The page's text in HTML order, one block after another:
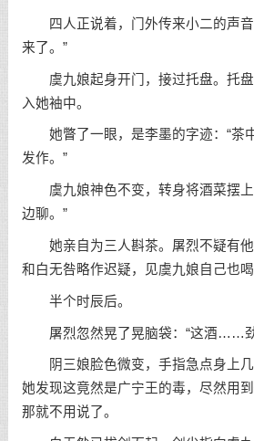
四人正说着，门外传来小二的声音
来了。”
虞九娘起身开门，接过托盘。托盘
入她袖中。
她瞥了一眼，是李墨的字迹：“茶
发作。”
虞九娘神色不变，转身将酒菜摆上
边聊。”
她亲自为三人斟茶。屠烈不疑有他
和白无咎略作迟疑，见虞九娘自己也喝
半个时辰后。
屠烈忽然晃了晃脑袋：“这酒……
阴三娘脸色微变，手指急点身上几
她发现这竟然是广宁王的毒，尽然用
那就不用说了。